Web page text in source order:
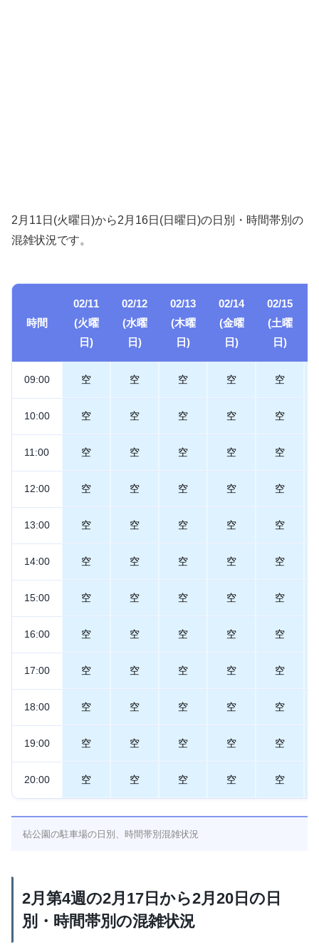
2月11日(火曜日)から2月16日(日曜日)の日別・時間帯別の
混雑状況です。
時間
02/11
(火曜
日)
02/12
(水曜
日)
02/13
(木曜
日)
02/14
(金曜
日)
02/15
(土曜
日)
09:00 空 空 空 空 空
10:00 空 空 空 空 空
11:00 空 空 空 空 空
12:00 空 空 空 空 空
13:00 空 空 空 空 空
14:00 空 空 空 空 空
15:00 空 空 空 空 空
16:00 空 空 空 空 空
17:00 空 空 空 空 空
18:00 空 空 空 空 空
19:00 空 空 空 空 空
20:00 空 空 空 空 空
砧公園の駐車場の日別、時間帯別混雑状況
2月第4週の2月17日から2月20日の日
別・時間帯別の混雑状況